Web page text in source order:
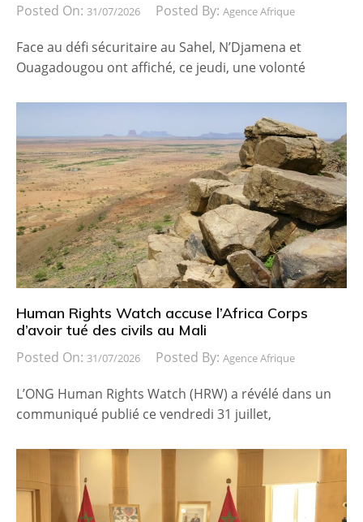
Posted On: 31/07/2026 Posted By: Agence Afrique
Face au défi sécuritaire au Sahel, N’Djamena et
Ouagadougou ont affiché, ce jeudi, une volonté
Human Rights Watch accuse l’Africa Corps
d’avoir tué des civils au Mali
Posted On: 31/07/2026 Posted By: Agence Afrique
L’ONG Human Rights Watch (HRW) a révélé dans un
communiqué publié ce vendredi 31 juillet,